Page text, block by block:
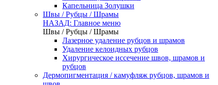
Капельница Золушки
Швы / Рубцы / Шрамы
НАЗАД: Главное меню
Швы / Рубцы / Шрамы
Лазерное удаление рубцов и шрамов
Удаление келоидных рубцов
Хирургическое иссечение швов, шрамов и
рубцов
Дермопигментация / камуфляж рубцов, шрамов и